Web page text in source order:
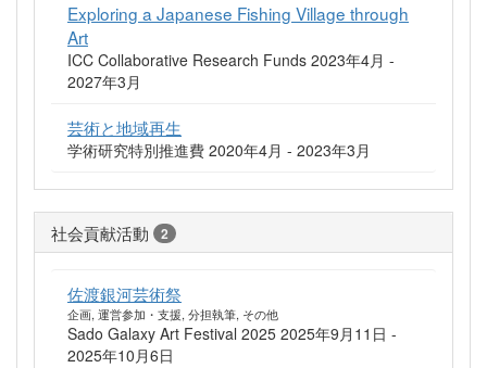
Exploring a Japanese Fishing Village through
Art
ICC Collaborative Research Funds 2023年4月 -
2027年3月
芸術と地域再生
学術研究特別推進費 2020年4月 - 2023年3月
社会貢献活動 2
佐渡銀河芸術祭
企画, 運営参加・支援, 分担執筆, その他
Sado Galaxy Art Festival 2025 2025年9月11日 -
2025年10月6日